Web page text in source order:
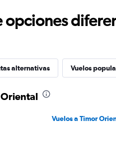
opciones
alternativas Vuelos
Oriental
Vuelos a Timor